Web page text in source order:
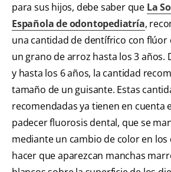
para sus hijos, debe saber que La
Española de odontopediatría,
una cantidad de dentífrico con flúor
un grano de arroz hasta los 3 años.
y hasta los 6 años, la cantidad
tamaño de un guisante. Estas
recomendadas ya tienen en cuenta
padecer fluorosis dental, que se
mediante un cambio de color en los
hacer que aparezcan manchas